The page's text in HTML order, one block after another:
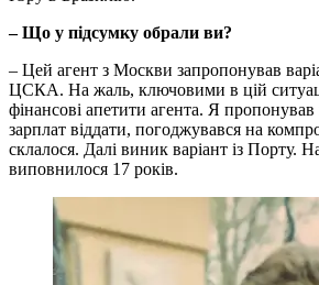
– Що у підсумку обрали ви?
– Цей агент з Москви запропонував
ЦСКА. На жаль, ключовими в цій
фінансові апетити агента. Я
зарплат віддати, погоджувався на
склалося. Далі виник варіант із Порту.
виповнилося 17 років.